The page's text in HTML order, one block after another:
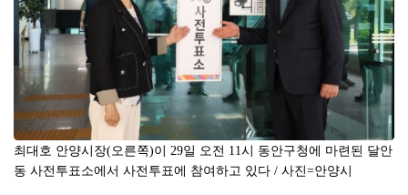
최대호 안양시장(오른쪽)이 29일 오전 11시 동안구청에 마련된 달안
동 사전투표소에서 사전투표에 참여하고 있다 / 사진=안양시